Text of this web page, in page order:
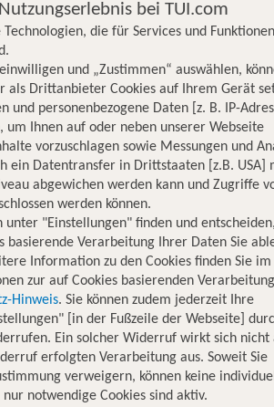
Lage Bewertungen
bei TUI.com
die für Services und
und „Zustimmen“ auswählen,
als Drittanbieter Cookies auf Ihrem Gerät
und personenbezogene Daten [z. B. IP-
um Ihnen auf oder neben unserer Webseite
vorzuschlagen sowie Messungen und
ein Datentransfer in Drittstaaten [z.B. USA]
abgewichen werden kann und Zugriffe
werden können.
"Einstellungen" finden und
basierende Verarbeitung Ihrer Daten Sie
Information zu den Cookies finden Sie im
zur auf Cookies basierenden
Hinweis. Sie können zudem jederzeit Ihre
[in der Fußzeile der Webseite]
Ein solcher Widerruf wirkt sich nicht
erfolgten Verarbeitung aus. Soweit Sie
verweigern, können keine
notwendige Cookies sind aktiv.